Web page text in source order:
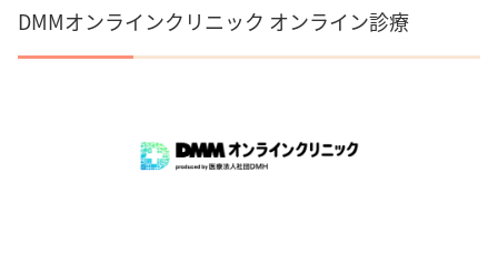
DMMオンラインクリニック オンライン診療